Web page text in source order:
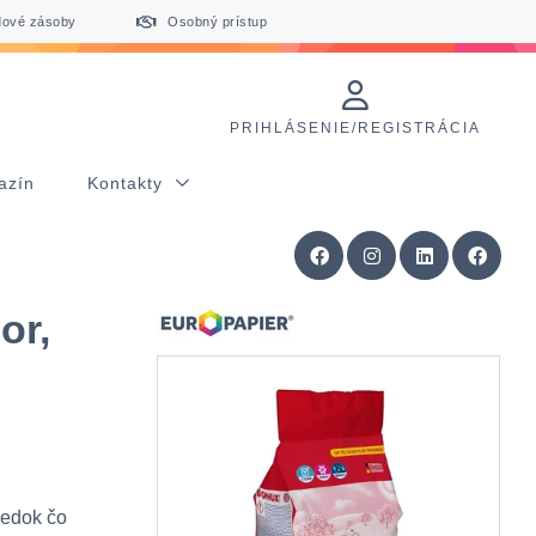
zásoby Osobný prístup
PRIHLÁSENIE/REGISTRÁCIA
Kontakty
čo